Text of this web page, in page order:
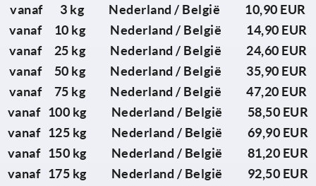
vanaf 3 kg Nederland / België 10,90 EUR
vanaf 10 kg Nederland / België 14,90 EUR
vanaf 25 kg Nederland / België 24,60 EUR
vanaf 50 kg Nederland / België 35,90 EUR
vanaf 75 kg Nederland / België 47,20 EUR
vanaf 100 kg Nederland / België 58,50 EUR
vanaf 125 kg Nederland / België 69,90 EUR
vanaf 150 kg Nederland / België 81,20 EUR
vanaf 175 kg Nederland / België 92,50 EUR